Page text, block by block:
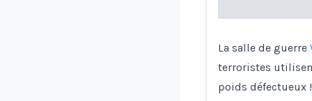
La salle de guerre
terroristes
poids défectueux !